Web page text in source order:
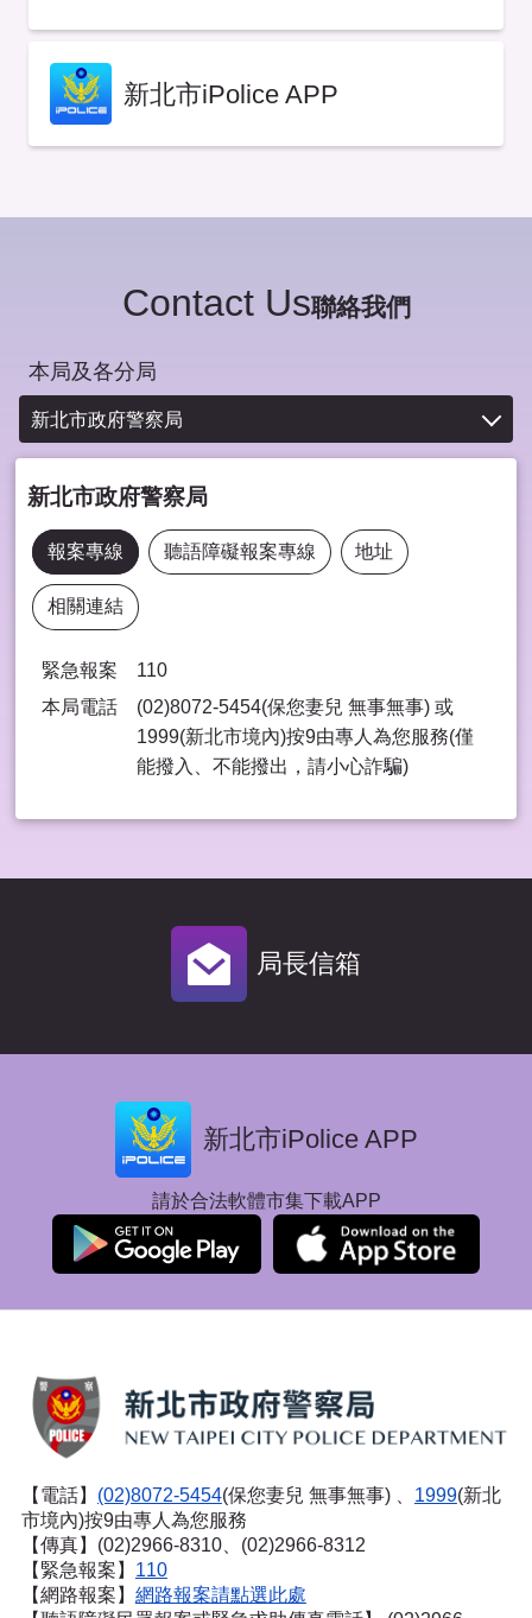
新北市iPolice APP
Contact Us聯絡我們
本局及各分局
新北市政府警察局
新北市政府警察局
報案專線 聽語障礙報案專線 地址
相關連結
緊急報案
110
本局電話
(02)8072-5454(保您妻兒 無事無事) 或
1999(新北市境內)按9由專⼈為您服務(僅
能撥入、不能撥出，請⼩⼼詐騙)
局長信箱
新北市iPolice APP
請於合法軟體市集下載APP
【電話】 (02)8072-5454(保您妻兒 無事無事) 、 1999(新北
市境內)按9由專人為您服務
【傳真】(02)2966-8310、(02)2966-8312
【緊急報案】 110
【網路報案】 網路報案請點選此處